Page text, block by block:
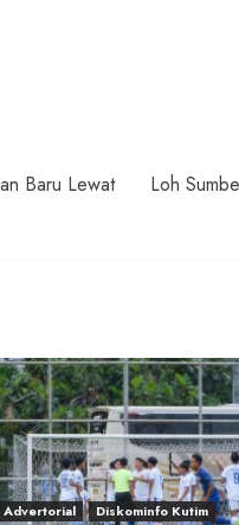
Baru Lewat
Loh
Advertorial
Diskominfo Kutim